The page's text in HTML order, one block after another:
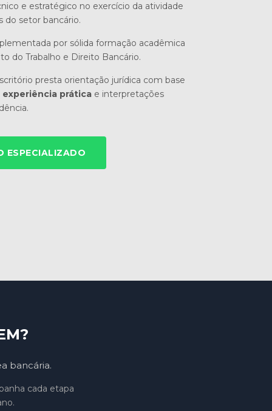
e estratégico no exercício da atividade
do setor bancário.
por sólida formação acadêmica
do Trabalho e Direito Bancário.
presta orientação jurídica com base
prática e interpretações
ESPECIALIZADO
bancária.
cada etapa